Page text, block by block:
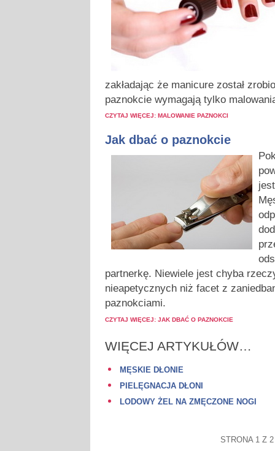
zakładając że manicure został
paznokcie wymagają tylko
CZYTAJ WIĘCEJ: MALOWANIE PAZNOKCI
Jak dbać o paznokcie
P
partnerkę. Niewiele jest chyba
nieapetycznych niż facet z
paznokciami.
CZYTAJ WIĘCEJ: JAK DBAĆ O PAZNOKCIE
WIĘCEJ ARTYKUŁÓW…
MĘSKIE DŁONIE
PIELĘGNACJA DŁONI
LODOWY ŻEL NA ZMĘCZONE NOGI
STRONA 1 Z 2